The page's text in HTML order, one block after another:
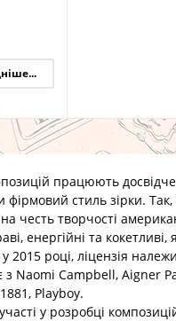
працюють
фірмовий стиль зірки.
честь творчості
енергійні та кокетливі,
році, ліцензія
з Naomi Campbell, Aigner
Playboy.
у розробці